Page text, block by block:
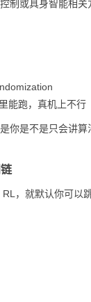
制或具身智能相关
能跑，真机上不行
你是不是只会讲
，就默认你可以